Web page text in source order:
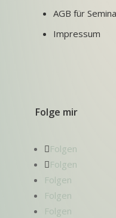
AGB für
Impressum
Folge mir
Folgen
Folgen
Folgen
Folgen
Folgen